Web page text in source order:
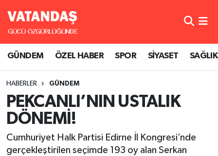
GÜNDEM ÖZEL HABER SPOR SİYASET SAĞLIK
HABERLER GÜNDEM
PEKCANLI’NIN USTALIK
DÖNEMİ!
Cumhuriyet Halk Partisi Edirne İl Kongresi’nde
gerçekleştirilen seçimde 193 oy alan Serkan
GÜNDEM
SPOR
SİYASET
SAĞLIK
Hava Durumu
Süper Lig Puan Durumu ve Fikstür
Tüm Manşetler
Son Dakika Haberleri